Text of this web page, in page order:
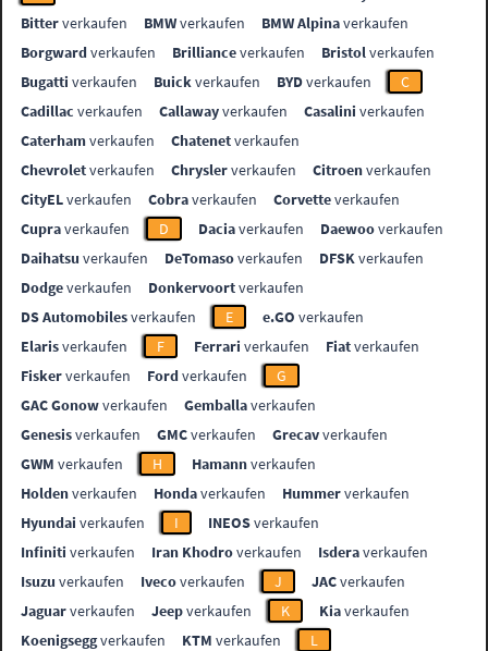
Bitterverkaufen BMWverkaufen BMW Alpinaverkaufen
Borgwardverkaufen Brillianceverkaufen Bristolverkaufen
Bugatti verkaufen Buickverkaufen BYDverkaufen
C
Cadillac verkaufen Callawayverkaufen Casalini verkaufen
Caterhamverkaufen Chatenetverkaufen
Chevroletverkaufen Chryslerverkaufen Citroenverkaufen
CityELverkaufen Cobraverkaufen Corvetteverkaufen
Cupraverkaufen D Daciaverkaufen Daewooverkaufen
Daihatsu verkaufen DeTomasoverkaufen DFSKverkaufen
Dodgeverkaufen Donkervoortverkaufen
DS Automobilesverkaufen E e.GO verkaufen
Elarisverkaufen F Ferrari verkaufen Fiatverkaufen
Fiskerverkaufen Fordverkaufen
G
GAC Gonowverkaufen Gemballaverkaufen
Genesisverkaufen GMCverkaufen Grecavverkaufen
GWM verkaufen H Hamannverkaufen
Holdenverkaufen Hondaverkaufen Hummerverkaufen
Hyundai verkaufen I INEOSverkaufen
Infiniti verkaufen Iran Khodroverkaufen Isderaverkaufen
Isuzu verkaufen Ivecoverkaufen J JACverkaufen
Jaguarverkaufen Jeepverkaufen K Kiaverkaufen
Koenigseggverkaufen KTM verkaufen
L